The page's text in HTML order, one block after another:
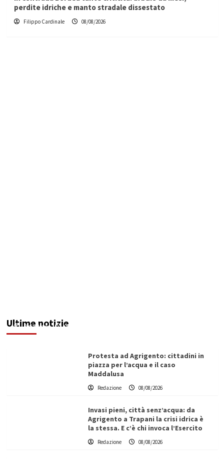
perdite idriche e manto stradale dissestato
Filippo Cardinale 08/08/2026
Ultime notizie
Redazione 08/08/2026
Protesta ad Agrigento: cittadini in
piazza per l’acqua e il caso
Maddalusa
Redazione 08/08/2026
Invasi pieni, città senz’acqua: da
Agrigento a Trapani la crisi idrica è
la stessa. E c’è chi invoca l’Esercito
Redazione 08/08/2026